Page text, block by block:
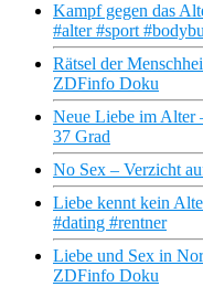
Kampf gegen das
#alter #sport
Rätsel der
ZDFinfo Doku
Neue Liebe im Alter
37 Grad
No Sex – Verzicht
Liebe kennt kein
#dating #rentner
Liebe und Sex in
ZDFinfo Doku